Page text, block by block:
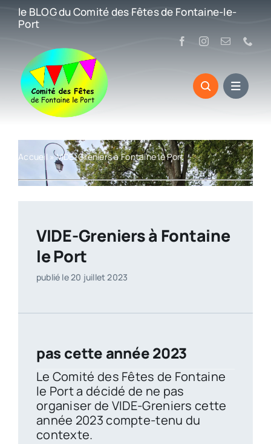
Passer
contenu
le BLOG du Comité des Fêtes de Fontaine-le-
Port
Accueil »VIDE-Greniers à Fontaine le Port
VIDE-Greniers à Fontaine
le Port
publié le 20 juillet 2023
pas cette année 2023
Le Comité des Fêtes de Fontaine
le Port a décidé de ne pas
organiser de VIDE-Greniers cette
année 2023 compte-tenu du
contexte.